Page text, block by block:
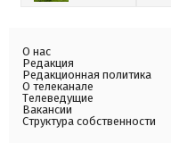
О нас
Редакция
Редакционная политика
О телеканале
Телеведущие
Вакансии
Структура собственности